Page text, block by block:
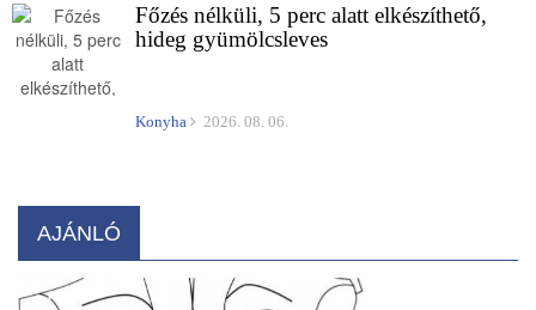
Főzés nélküli, 5 perc alatt elkészíthető,
hideg gyümölcsleves
Konyha 2026. 08. 06.
AJÁNLÓ